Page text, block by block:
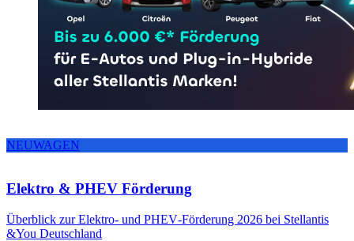
NEUWAGEN
Elektro & PHEV Förderung
Überblick zur Elektro- und PHEV‑Förderung 2026 bei Stellantis
&You Deutschland